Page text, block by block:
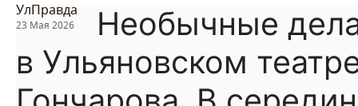
УлПравда
23 Мая 2026
Необычные
в Ульяновском